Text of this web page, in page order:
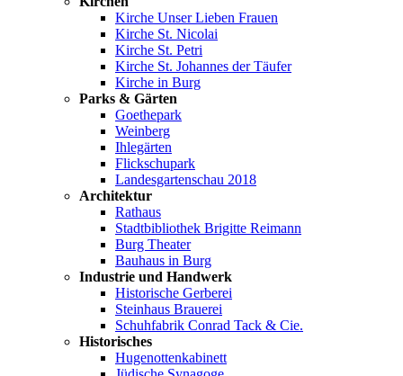
Kirche Unser Lieben Frauen
Kirche St. Nicolai
Kirche St. Petri
Kirche St. Johannes der Täufer
Kirche in Burg
Parks & Gärten
Goethepark
Weinberg
Ihlegärten
Flickschupark
Landesgartenschau 2018
Architektur
Rathaus
Stadtbibliothek Brigitte Reimann
Burg Theater
Bauhaus in Burg
Industrie und Handwerk
Historische Gerberei
Steinhaus Brauerei
Schuhfabrik Conrad Tack & Cie.
Historisches
Hugenottenkabinett